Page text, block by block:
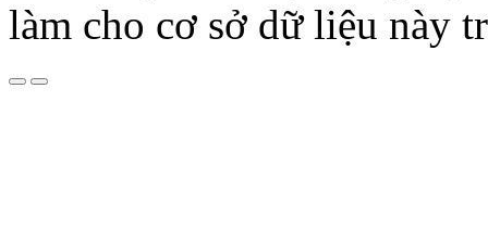
làm cho cơ sở dữ liệu này